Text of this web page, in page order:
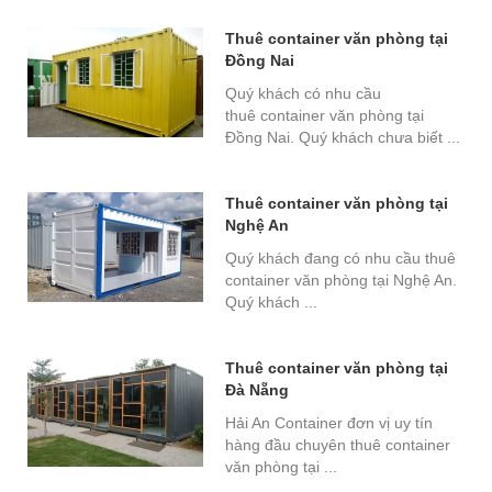
Thuê container văn phòng tại
Đồng Nai
Quý khách có nhu cầu
thuê container văn phòng tại
Đồng Nai. Quý khách chưa biết ...
Thuê container văn phòng tại
Nghệ An
Quý khách đang có nhu cầu thuê
container văn phòng tại Nghệ An.
Quý khách ...
Thuê container văn phòng tại
Đà Nẵng
Hải An Container đơn vị uy tín
hàng đầu chuyên thuê container
văn phòng tại ...